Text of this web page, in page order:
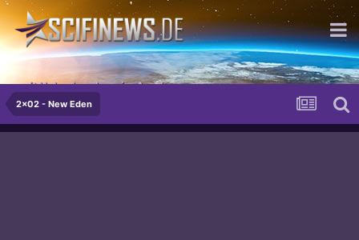
mit Hubschraubern im Arsch
2x02 - New Eden